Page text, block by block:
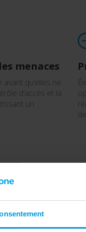
menaces
qu’elles ne
d’accès et la
un